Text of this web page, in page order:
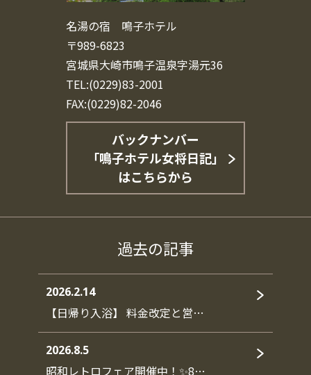
名湯の宿 鳴子ホテル
〒989-6823
宮城県大崎市鳴子温泉字湯元36
TEL:(0229)83-2001
FAX:(0229)82-2046
バックナンバー
「鳴子ホテル女将日記」
はこちらから
過去の記事
2026.2.14
【日帰り入浴】 料金改定と営…
2026.8.5
昭和レトロフェア開催中！✨8…